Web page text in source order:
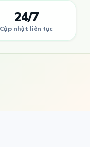
24/7
Cập nhật liên tục